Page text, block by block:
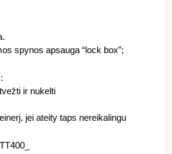
spynos apsauga “lock box”;
ir nukelti
jei ateity taps nereikalingu